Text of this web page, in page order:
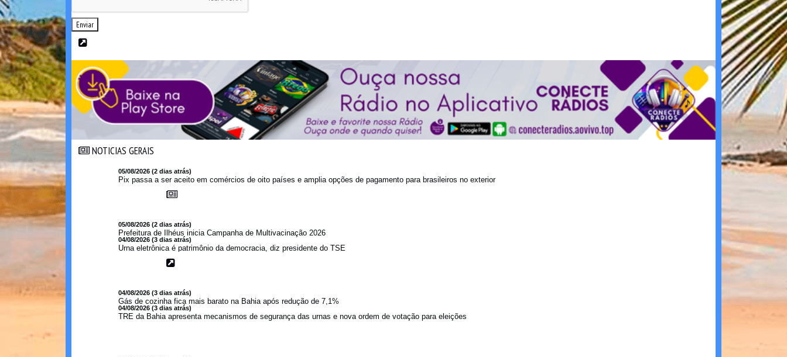
Enviar
NOTICIAS GERAIS
05/08/2026 (2 dias atrás)
Pix passa a ser aceito em comércios de oito países e amplia opções de pagamento para brasileiros no exterior
05/08/2026 (2 dias atrás)
Prefeitura de Ilhéus inicia Campanha de Multivacinação 2026
04/08/2026 (3 dias atrás)
Urna eletrônica é patrimônio da democracia, diz presidente do TSE
04/08/2026 (3 dias atrás)
Gás de cozinha fica mais barato na Bahia após redução de 7,1%
04/08/2026 (3 dias atrás)
TRE da Bahia apresenta mecanismos de segurança das urnas e nova ordem de votação para eleições